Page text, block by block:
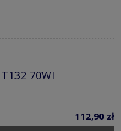
70WI
112,90 zł